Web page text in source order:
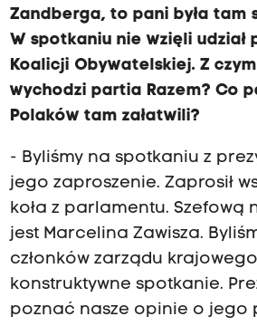
Zandberga, to pani była tam
W spotkaniu nie wzięli udział
Koalicji Obywatelskiej. Z
wychodzi partia Razem? Co
Polaków tam załatwili?
- Byliśmy na spotkaniu z
jego zaproszenie. Zaprosił
koła z parlamentu. Szefową
jest Marcelina Zawisza.
członków zarządu
konstruktywne spotkanie.
poznać nasze opinie o jego